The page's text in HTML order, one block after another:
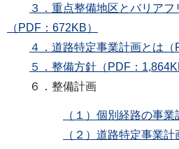
３．重点整備地区とバリア
（PDF：672KB）
４．道路特定事業計画とは（
５．整備方針（PDF：
６．整備計画
（１）個別経路の事
（２）道路特定事業